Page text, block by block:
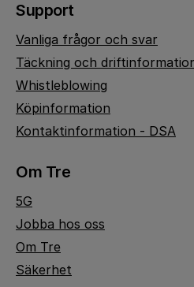
Support
Vanliga frågor och svar
Täckning och
Whistleblowing
Köpinformation
Kontaktinformation - DSA
Om Tre
5G
Jobba hos oss
Om Tre
Säkerhet